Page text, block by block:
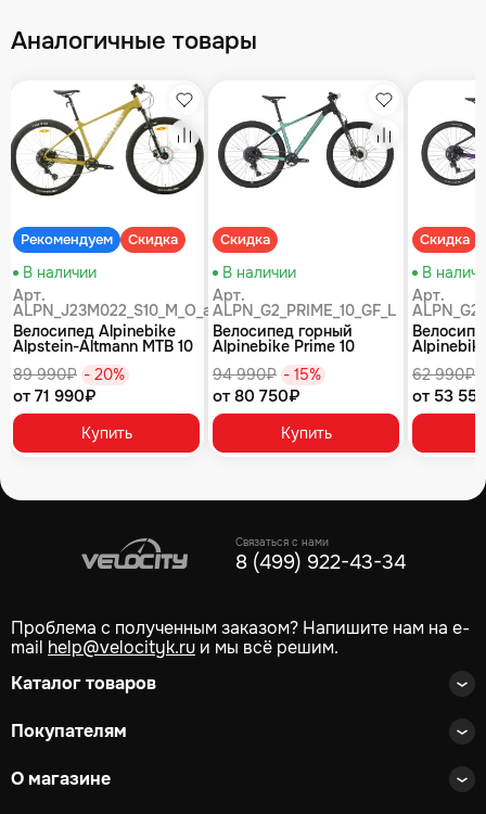
Аналогичные товары
Рекомендуем Скидка
Избранное
Сравнение
В наличии
Арт.
ALPN_J23M022_S10_M_O_air
Велосипед Alpinebike
Alpstein-Altmann MTB 10
89 990₽ - 20%
от 71 990₽
Купить
Скидка
Избранное
Сравнение
В наличии
Арт.
ALPN_G2_PRIME_10_GF_L
Велосипед горный
Alpinebike Prime 10
94 990₽ - 15%
от 80 750₽
Купить
Скидка
В
Арт.
62 990₽
от 53
Связаться с нами
8 (499) 922-43-34
Проблема с полученным заказом? Напишите нам на e-
mail help@velocityk.ru и мы всё решим.
Каталог товаров
Покупателям
О магазине